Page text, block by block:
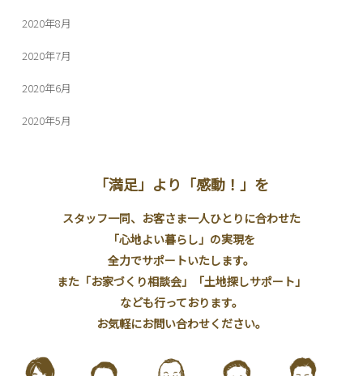
2020年8月
2020年7月
2020年6月
2020年5月
「満足」より「感動！」を
スタッフ一同、お客さま一人ひとりに合わせた
「心地よい暮らし」の実現を
全力でサポートいたします。
また「お家づくり相談会」「土地探しサポート」
なども行っております。
お気軽にお問い合わせください。